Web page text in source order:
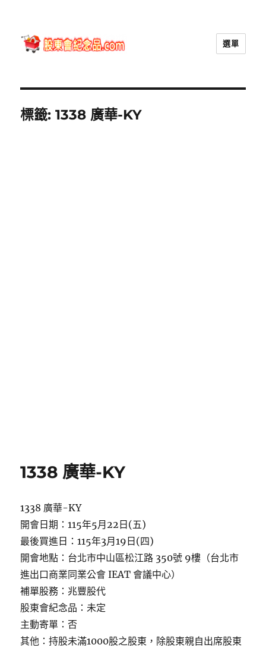
選單
標籤:1338 廣華-KY
1338 廣華-KY
1338 廣華-KY
開會日期：115年5月22日(五)
最後買進日：115年3月19日(四)
開會地點：台北市中山區松江路 350號 9樓（台北市
進出口商業同業公會 IEAT 會議中心）
補單股務：兆豐股代
股東會紀念品：未定
主動寄單：否
其他：持股未滿1000股之股東，除股東親自出席股東